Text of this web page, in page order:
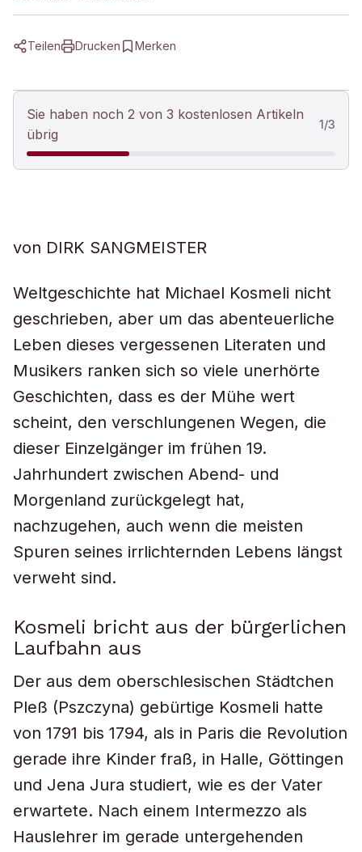
Teilen Drucken Merken
Sie haben noch 2 von 3 kostenlosen Artikeln
übrig
1/3
von DIRK SANGMEISTER
Weltgeschichte hat Michael Kosmeli nicht
geschrieben, aber um das abenteuerliche
Leben dieses vergessenen Literaten und
Musikers ranken sich so viele unerhörte
Geschichten, dass es der Mühe wert
scheint, den verschlungenen Wegen, die
dieser Einzelgänger im frühen 19.
Jahrhundert zwischen Abend- und
Morgenland zurückgelegt hat,
nachzugehen, auch wenn die meisten
Spuren seines irrlichternden Lebens längst
verweht sind.
Kosmeli bricht aus der bürgerlichen
Laufbahn aus
Der aus dem oberschlesischen Städtchen
Pleß (Pszczyna) gebürtige Kosmeli hatte
von 1791 bis 1794, als in Paris die Revolution
gerade ihre Kinder fraß, in Halle, Göttingen
und Jena Jura studiert, wie es der Vater
erwartete. Nach einem Intermezzo als
Hauslehrer im gerade untergehenden